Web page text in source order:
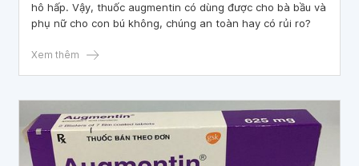
hô hấp. Vậy, thuốc augmentin có dùng được cho bà bầu và
phụ nữ cho con bú không, chúng an toàn hay có rủi ro?
Xem thêm